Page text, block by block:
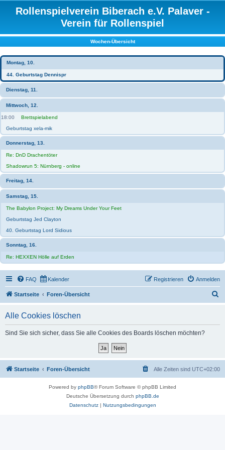
Rollenspielverein Biberach e.V. Palaver -
Verein für Rollenspiel
Wochen-Übersicht
Montag, 10.
44. Geburtstag Dennispr
Dienstag, 11.
Mittwoch, 12.
18:00
Brettspielabend
Geburtstag xela-mik
Donnerstag, 13.
Re: DnD Drachentöter
Shadowrun 5: Nürnberg - online
Freitag, 14.
Samstag, 15.
The Babylon Project: My Dreams Under Your Feet
Geburtstag Jed Clayton
40. Geburtstag Lord Sidious
Sonntag, 16.
Re: HEXXEN Hölle auf Erden
FAQ Kalender Anmelden
Registrieren
Startseite Foren-Übersicht
Alle Cookies löschen
Sind Sie sich sicher, dass Sie alle Cookies des Boards löschen möchten?
Startseite Foren-Übersicht Alle Zeiten sind UTC+02:00
Powered by phpBB® Forum Software © phpBB Limited
Deutsche Übersetzung durch phpBB.de
Datenschutz| Nutzungsbedingungen